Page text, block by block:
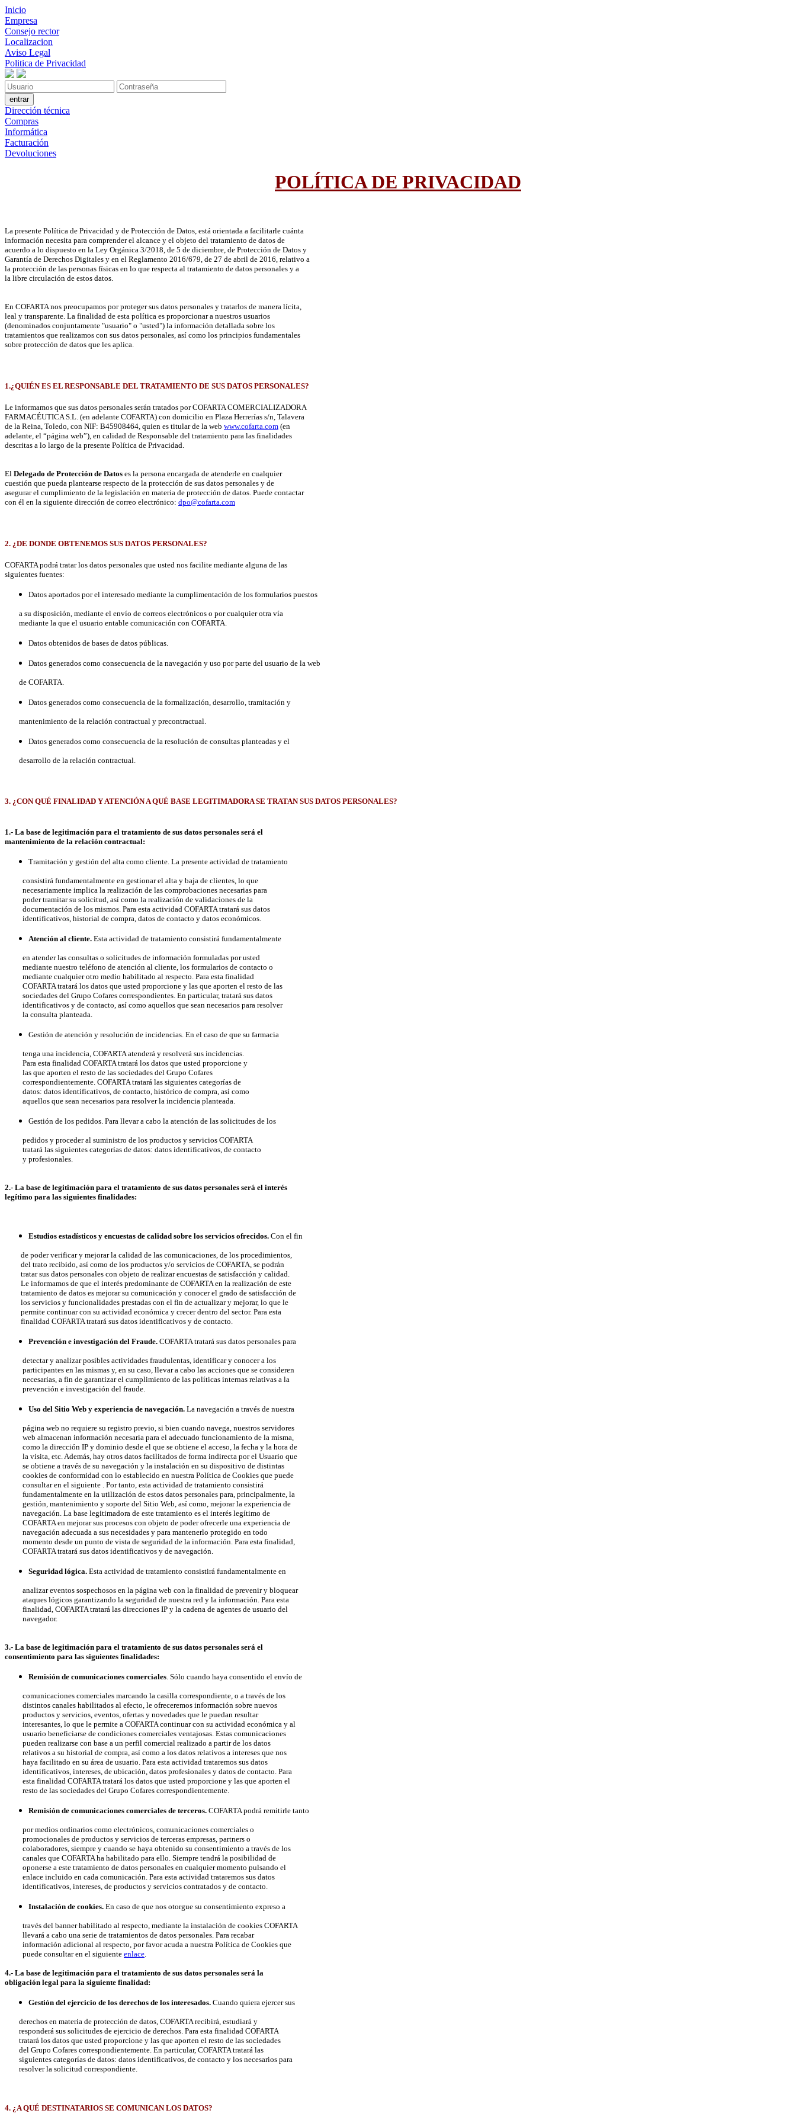
Inicio
Empresa
Consejo rector
Localizacion
Aviso Legal
Politica de Privacidad
Dirección técnica
Compras
Informática
Facturación
Devoluciones
POLÍTICA DE PRIVACIDAD
La presente Política de Privacidad y de Protección de Datos, está orientada a facilitarle cuánta
información necesita para comprender el alcance y el objeto del tratamiento de datos de
acuerdo a lo dispuesto en la Ley Orgánica 3/2018, de 5 de diciembre, de Protección de Datos y
Garantía de Derechos Digitales y en el Reglamento 2016/679, de 27 de abril de 2016, relativo a
la protección de las personas físicas en lo que respecta al tratamiento de datos personales y a
la libre circulación de estos datos.
En COFARTA nos preocupamos por proteger sus datos personales y tratarlos de manera lícita,
leal y transparente. La finalidad de esta política es proporcionar a nuestros usuarios
(denominados conjuntamente "usuario" o "usted") la información detallada sobre los
tratamientos que realizamos con sus datos personales, así como los principios fundamentales
sobre protección de datos que les aplica.
1.¿QUIÉN ES EL RESPONSABLE DEL TRATAMIENTO DE SUS DATOS PERSONALES?
Le informamos que sus datos personales serán tratados por COFARTA COMERCIALIZADORA
FARMACÉUTICA S.L. (en adelante COFARTA) con domicilio en Plaza Herrerías s/n, Talavera
de la Reina, Toledo, con NIF: B45908464, quien es titular de la web www.cofarta.com (en
adelante, el “página web”), en calidad de Responsable del tratamiento para las finalidades
descritas a lo largo de la presente Política de Privacidad.
El Delegado de Protección de Datos es la persona encargada de atenderle en cualquier
cuestión que pueda plantearse respecto de la protección de sus datos personales y de
asegurar el cumplimiento de la legislación en materia de protección de datos. Puede contactar
con él en la siguiente dirección de correo electrónico: dpo@cofarta.com
2. ¿DE DONDE OBTENEMOS SUS DATOS PERSONALES?
COFARTA podrá tratar los datos personales que usted nos facilite mediante alguna de las
siguientes fuentes:
Datos aportados por el interesado mediante la cumplimentación de los formularios puestos
a su disposición, mediante el envío de correos electrónicos o por cualquier otra vía
mediante la que el usuario entable comunicación con COFARTA.
Datos obtenidos de bases de datos públicas.
Datos generados como consecuencia de la navegación y uso por parte del usuario de la web
de COFARTA.
Datos generados como consecuencia de la formalización, desarrollo, tramitación y
mantenimiento de la relación contractual y precontractual.
Datos generados como consecuencia de la resolución de consultas planteadas y el
desarrollo de la relación contractual.
3. ¿CON QUÉ FINALIDAD Y ATENCIÓN A QUÉ BASE LEGITIMADORA SE TRATAN SUS DATOS PERSONALES?
1.- La base de legitimación para el tratamiento de sus datos personales será el
mantenimiento de la relación contractual:
Tramitación y gestión del alta como cliente. La presente actividad de tratamiento
consistirá fundamentalmente en gestionar el alta y baja de clientes, lo que
necesariamente implica la realización de las comprobaciones necesarias para
poder tramitar su solicitud, así como la realización de validaciones de la
documentación de los mismos. Para esta actividad COFARTA tratará sus datos
identificativos, historial de compra, datos de contacto y datos económicos.
Atención al cliente. Esta actividad de tratamiento consistirá fundamentalmente
en atender las consultas o solicitudes de información formuladas por usted
mediante nuestro teléfono de atención al cliente, los formularios de contacto o
mediante cualquier otro medio habilitado al respecto. Para esta finalidad
COFARTA tratará los datos que usted proporcione y las que aporten el resto de las
sociedades del Grupo Cofares correspondientes. En particular, tratará sus datos
identificativos y de contacto, así como aquellos que sean necesarios para resolver
la consulta planteada.
Gestión de atención y resolución de incidencias. En el caso de que su farmacia
tenga una incidencia, COFARTA atenderá y resolverá sus incidencias.
Para esta finalidad COFARTA tratará los datos que usted proporcione y
las que aporten el resto de las sociedades del Grupo Cofares
correspondientemente. COFARTA tratará las siguientes categorías de
datos: datos identificativos, de contacto, histórico de compra, así como
aquellos que sean necesarios para resolver la incidencia planteada.
Gestión de los pedidos. Para llevar a cabo la atención de las solicitudes de los
pedidos y proceder al suministro de los productos y servicios COFARTA
tratará las siguientes categorías de datos: datos identificativos, de contacto
y profesionales.
2.- La base de legitimación para el tratamiento de sus datos personales será el interés
legítimo para las siguientes finalidades:
Estudios estadísticos y encuestas de calidad sobre los servicios ofrecidos. Con el fin
de poder verificar y mejorar la calidad de las comunicaciones, de los procedimientos,
del trato recibido, así como de los productos y/o servicios de COFARTA, se podrán
tratar sus datos personales con objeto de realizar encuestas de satisfacción y calidad.
Le informamos de que el interés predominante de COFARTA en la realización de este
tratamiento de datos es mejorar su comunicación y conocer el grado de satisfacción de
los servicios y funcionalidades prestadas con el fin de actualizar y mejorar, lo que le
permite continuar con su actividad económica y crecer dentro del sector. Para esta
finalidad COFARTA tratará sus datos identificativos y de contacto.
Prevención e investigación del Fraude. COFARTA tratará sus datos personales para
detectar y analizar posibles actividades fraudulentas, identificar y conocer a los
participantes en las mismas y, en su caso, llevar a cabo las acciones que se consideren
necesarias, a fin de garantizar el cumplimiento de las políticas internas relativas a la
prevención e investigación del fraude.
Uso del Sitio Web y experiencia de navegación. La navegación a través de nuestra
página web no requiere su registro previo, si bien cuando navega, nuestros servidores
web almacenan información necesaria para el adecuado funcionamiento de la misma,
como la dirección IP y dominio desde el que se obtiene el acceso, la fecha y la hora de
la visita, etc. Además, hay otros datos facilitados de forma indirecta por el Usuario que
se obtiene a través de su navegación y la instalación en su dispositivo de distintas
cookies de conformidad con lo establecido en nuestra Política de Cookies que puede
consultar en el siguiente . Por tanto, esta actividad de tratamiento consistirá
fundamentalmente en la utilización de estos datos personales para, principalmente, la
gestión, mantenimiento y soporte del Sitio Web, así como, mejorar la experiencia de
navegación. La base legitimadora de este tratamiento es el interés legítimo de
COFARTA en mejorar sus procesos con objeto de poder ofrecerle una experiencia de
navegación adecuada a sus necesidades y para mantenerlo protegido en todo
momento desde un punto de vista de seguridad de la información. Para esta finalidad,
COFARTA tratará sus datos identificativos y de navegación.
Seguridad lógica. Esta actividad de tratamiento consistirá fundamentalmente en
analizar eventos sospechosos en la página web con la finalidad de prevenir y bloquear
ataques lógicos garantizando la seguridad de nuestra red y la información. Para esta
finalidad, COFARTA tratará las direcciones IP y la cadena de agentes de usuario del
navegador.
3.- La base de legitimación para el tratamiento de sus datos personales será el
consentimiento para las siguientes finalidades:
Remisión de comunicaciones comerciales. Sólo cuando haya consentido el envío de
comunicaciones comerciales marcando la casilla correspondiente, o a través de los
distintos canales habilitados al efecto, le ofreceremos información sobre nuevos
productos y servicios, eventos, ofertas y novedades que le puedan resultar
interesantes, lo que le permite a COFARTA continuar con su actividad económica y al
usuario beneficiarse de condiciones comerciales ventajosas. Estas comunicaciones
pueden realizarse con base a un perfil comercial realizado a partir de los datos
relativos a su historial de compra, así como a los datos relativos a intereses que nos
haya facilitado en su área de usuario. Para esta actividad trataremos sus datos
identificativos, intereses, de ubicación, datos profesionales y datos de contacto. Para
esta finalidad COFARTA tratará los datos que usted proporcione y las que aporten el
resto de las sociedades del Grupo Cofares correspondientemente.
Remisión de comunicaciones comerciales de terceros. COFARTA podrá remitirle tanto
por medios ordinarios como electrónicos, comunicaciones comerciales o
promocionales de productos y servicios de terceras empresas, partners o
colaboradores, siempre y cuando se haya obtenido su consentimiento a través de los
canales que COFARTA ha habilitado para ello. Siempre tendrá la posibilidad de
oponerse a este tratamiento de datos personales en cualquier momento pulsando el
enlace incluido en cada comunicación. Para esta actividad trataremos sus datos
identificativos, intereses, de productos y servicios contratados y de contacto.
Instalación de cookies. En caso de que nos otorgue su consentimiento expreso a
través del banner habilitado al respecto, mediante la instalación de cookies COFARTA
llevará a cabo una serie de tratamientos de datos personales. Para recabar
información adicional al respecto, por favor acuda a nuestra Política de Cookies que
puede consultar en el siguiente enlace.
4.- La base de legitimación para el tratamiento de sus datos personales será la
obligación legal para la siguiente finalidad:
Gestión del ejercicio de los derechos de los interesados. Cuando quiera ejercer sus
derechos en materia de protección de datos, COFARTA recibirá, estudiará y
responderá sus solicitudes de ejercicio de derechos. Para esta finalidad COFARTA
tratará los datos que usted proporcione y las que aporten el resto de las sociedades
del Grupo Cofares correspondientemente. En particular, COFARTA tratará las
siguientes categorías de datos: datos identificativos, de contacto y los necesarios para
resolver la solicitud correspondiente.
4. ¿A QUÉ DESTINATARIOS SE COMUNICAN LOS DATOS?